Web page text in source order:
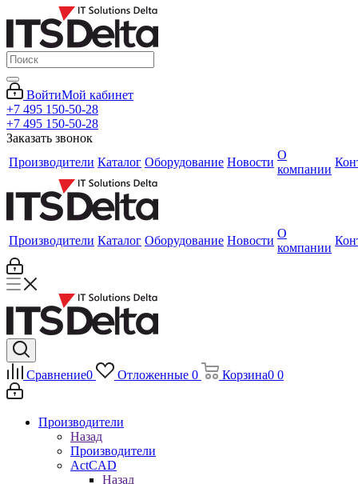
ВойтиМой кабинет
+7 495 150-50-28
+7 495 150-50-28
Заказать звонок
Производители Каталог Оборудование Новости
О
компании
Производители Каталог Оборудование Новости
О
компании
Сравнение0 Отложенные 0 Корзина0 0
Производители
Назад
Производители
ActCAD
Назад